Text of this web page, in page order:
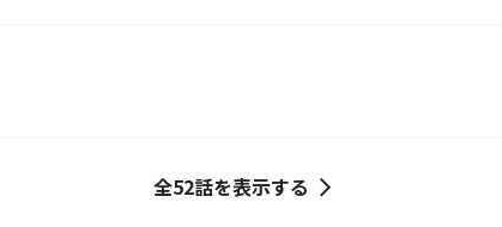
全52話を表示する